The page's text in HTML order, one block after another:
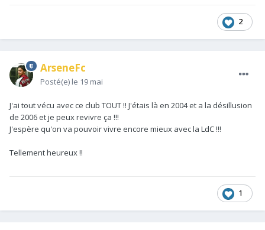
2
ArseneFc
Posté(e) le 19 mai
J'ai tout vécu avec ce club TOUT !! J'étais là en 2004 et a la désillusion
de 2006 et je peux revivre ça !!!
J'espère qu'on va pouvoir vivre encore mieux avec la LdC !!!
Tellement heureux !!
1